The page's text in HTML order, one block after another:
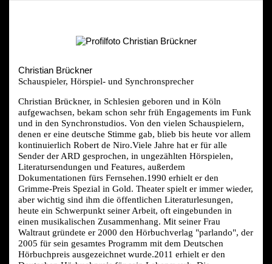
Christian Brückner
Schauspieler, Hörspiel- und Synchronsprecher
Christian Brückner, in Schlesien geboren und in Köln
aufgewachsen, bekam schon sehr früh Engagements im Funk
und in den Synchronstudios. Von den vielen Schauspielern,
denen er eine deutsche Stimme gab, blieb bis heute vor allem
kontinuierlich Robert de Niro.Viele Jahre hat er für alle
Sender der ARD gesprochen, in ungezählten Hörspielen,
Literatursendungen und Features, außerdem
Dokumentationen fürs Fernsehen.1990 erhielt er den
Grimme-Preis Spezial in Gold. Theater spielt er immer wieder,
aber wichtig sind ihm die öffentlichen Literaturlesungen,
heute ein Schwerpunkt seiner Arbeit, oft eingebunden in
einen musikalischen Zusammenhang. Mit seiner Frau
Waltraut gründete er 2000 den Hörbuchverlag "parlando", der
2005 für sein gesamtes Programm mit dem Deutschen
Hörbuchpreis ausgezeichnet wurde.2011 erhielt er den